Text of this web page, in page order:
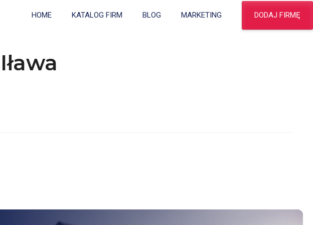
HOME KATALOG FIRM BLOG MARKETING DODAJ FIRMĘ